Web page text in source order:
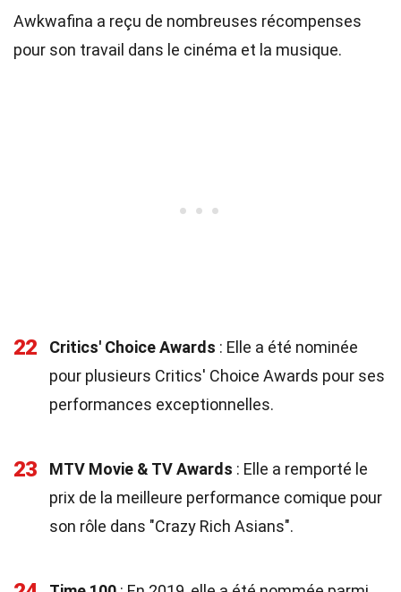
Awkwafina a reçu de nombreuses récompenses
pour son travail dans le cinéma et la musique.
22 Critics' Choice Awards : Elle a été nominée
pour plusieurs Critics' Choice Awards pour ses
performances exceptionnelles.
23 MTV Movie & TV Awards : Elle a remporté le
prix de la meilleure performance comique pour
son rôle dans "Crazy Rich Asians".